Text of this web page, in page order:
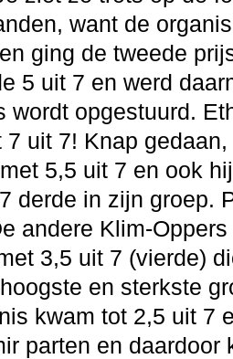
want de
ging de tweede
5 uit 7 en werd
wordt opgestuurd.
7 uit 7! Knap
5,5 uit 7 en ook
derde in zijn groep.
andere Klim-
3,5 uit 7 (vierde)
en sterkste
kwam tot 2,5 uit 7
parten en daardoor